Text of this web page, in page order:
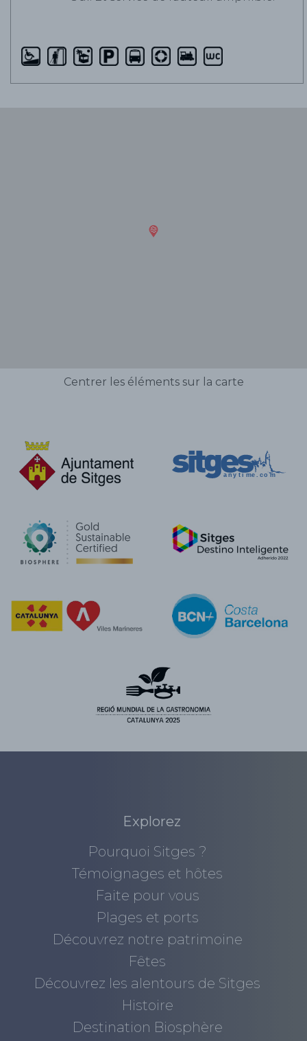
Centrer les éléments sur la carte
Explorez
Pourquoi Sitges ?
Témoignages et hôtes
Faite pour vous
Plages et ports
Découvrez notre patrimoine
Fêtes
Découvrez les alentours de Sitges
Histoire
Destination Biosphère